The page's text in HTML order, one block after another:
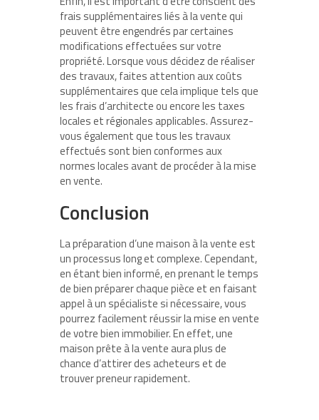
frais supplémentaires liés à la vente qui
peuvent être engendrés par certaines
modifications effectuées sur votre
propriété. Lorsque vous décidez de réaliser
des travaux, faites attention aux coûts
supplémentaires que cela implique tels que
les frais d’architecte ou encore les taxes
locales et régionales applicables. Assurez-
vous également que tous les travaux
effectués sont bien conformes aux
normes locales avant de procéder à la mise
en vente.
Conclusion
La préparation d’une maison à la vente est
un processus long et complexe. Cependant,
en étant bien informé, en prenant le temps
de bien préparer chaque pièce et en faisant
appel à un spécialiste si nécessaire, vous
pourrez facilement réussir la mise en vente
de votre bien immobilier. En effet, une
maison prête à la vente aura plus de
chance d’attirer des acheteurs et de
trouver preneur rapidement.